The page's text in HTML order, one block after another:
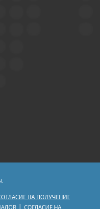
НА ПОЛУЧЕНИЕ
СОГЛАСИЕ НА